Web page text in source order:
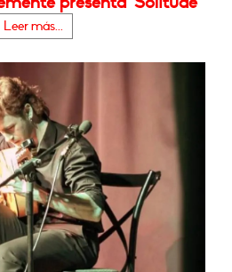
Leer más...